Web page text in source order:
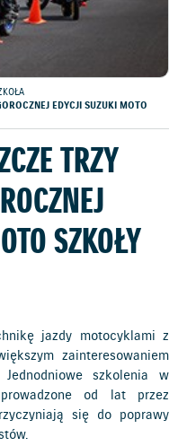
EDYCJI SUZUKI MOTO
TRZY
SZKOŁY
jazdy motocyklami z
zainteresowaniem
szkolenia w
od lat przez
się do poprawy